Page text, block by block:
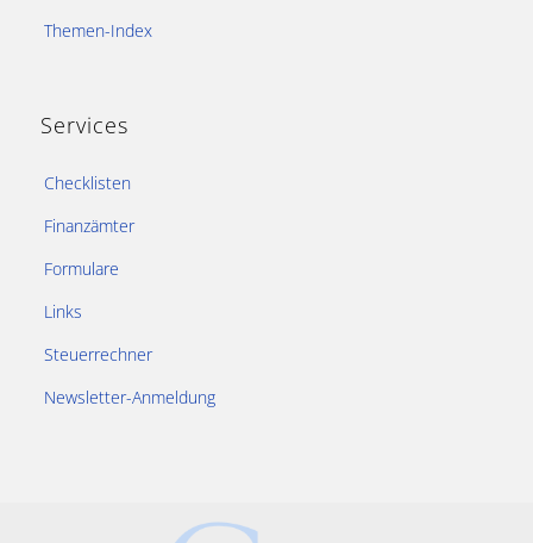
Themen-Index
Services
Checklisten
Finanzämter
Formulare
Links
Steuerrechner
Newsletter-Anmeldung